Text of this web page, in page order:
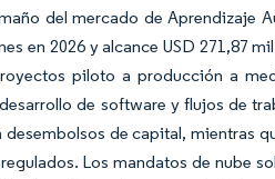
del mercado de Aprendizaje
en 2026 y alcance USD 271,87
piloto a producción a
de software y flujos de
desembolsos de capital, mientras
Los mandatos de nube